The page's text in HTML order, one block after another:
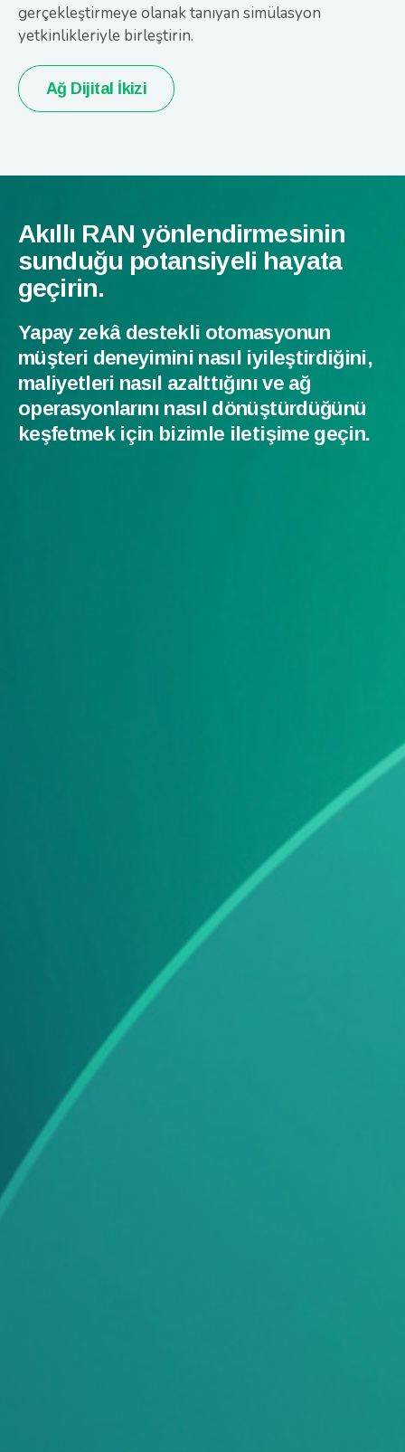
gerçekleştirmeye olanak tanıyan simülasyon
yetkinlikleriyle birleştirin.
Ağ Dijital İkizi
Akıllı RAN yönlendirmesinin
sunduğu potansiyeli hayata
geçirin.
Yapay zekâ destekli otomasyonun
müşteri deneyimini nasıl iyileştirdiğini,
maliyetleri nasıl azalttığını ve ağ
operasyonlarını nasıl dönüştürdüğünü
keşfetmek için bizimle iletişime geçin.